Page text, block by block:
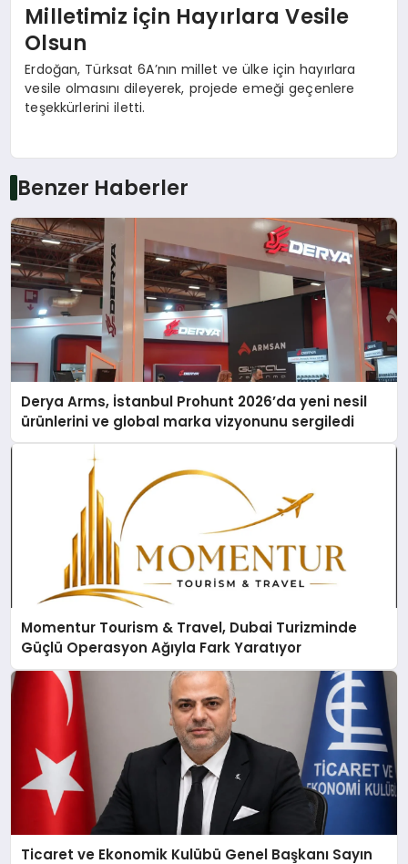
Milletimiz için Hayırlara Vesile
Olsun
Erdoğan, Türksat 6A’nın millet ve ülke için hayırlara
vesile olmasını dileyerek, projede emeği geçenlere
teşekkürlerini iletti.
Benzer Haberler
Derya Arms, İstanbul Prohunt 2026’da yeni nesil
ürünlerini ve global marka vizyonunu sergiledi
Momentur Tourism & Travel, Dubai Turizminde
Güçlü Operasyon Ağıyla Fark Yaratıyor
Ticaret ve Ekonomik Kulübü Genel Başkanı Sayın